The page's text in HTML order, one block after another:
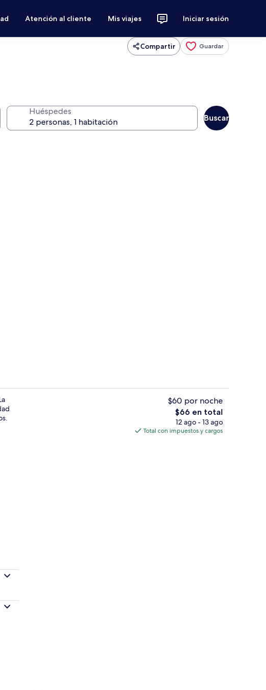
Atención al cliente Mis viajes Iniciar sesión
Compartir Guardar
Huéspedes
Buscar
Ropa de cama de alta calidad, camas con pillow-top y minibar
Lobby lounge
$60 por noche
El
precio
total
$66 en total
12 ago - 13 ago
Total con impuestos y cargos